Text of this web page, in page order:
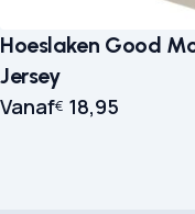
Hoeslaken Good
Jersey
Vanaf€ 18,95